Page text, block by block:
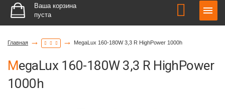
Ваша корзина
пуста
Главная → → MegaLux 160-180W 3,3 R HighPower 1000h
MegaLux 160-180W 3,3 R HighPower
1000h